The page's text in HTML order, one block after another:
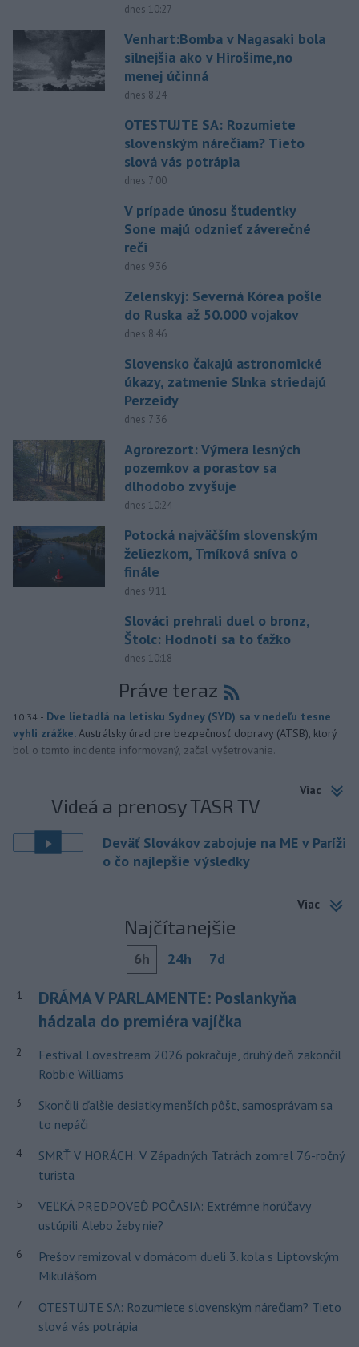
dnes 10:27
Venhart:Bomba v Nagasaki bola
silnejšia ako v Hirošime,no
menej účinná
dnes 8:24
OTESTUJTE SA: Rozumiete
slovenským nárečiam? Tieto
slová vás potrápia
dnes 7:00
V prípade únosu študentky
Sone majú odznieť záverečné
reči
dnes 9:36
Zelenskyj: Severná Kórea pošle
do Ruska až 50.000 vojakov
dnes 8:46
Slovensko čakajú astronomické
úkazy, zatmenie Slnka striedajú
Perzeidy
dnes 7:36
Agrorezort: Výmera lesných
pozemkov a porastov sa
dlhodobo zvyšuje
dnes 10:24
Potocká najväčším slovenským
želiezkom, Trníková sníva o
finále
dnes 9:11
Slováci prehrali duel o bronz,
Štolc: Hodnotí sa to ťažko
dnes 10:18
Práve teraz
10:34 - Dve lietadlá na letisku Sydney (SYD) sa v nedeľu tesne
vyhli zrážke.Austrálsky úrad pre bezpečnosť dopravy (ATSB), ktorý
bol o tomto incidente informovaný, začal vyšetrovanie.
Viac
Videá a prenosy TASR TV
Deväť Slovákov zabojuje na ME v Paríži
o čo najlepšie výsledky
Viac
Najčítanejšie
6h 24h 7d
1
DRÁMA V PARLAMENTE: Poslankyňa
hádzala do premiéra vajíčka
2
Festival Lovestream 2026 pokračuje, druhý deň zakončil
Robbie Williams
3
Skončili ďalšie desiatky menších pôšt, samosprávam sa
to nepáči
4
SMRŤ V HORÁCH: V Západných Tatrách zomrel 76-ročný
turista
5
VEĽKÁ PREDPOVEĎ POČASIA: Extrémne horúčavy
ustúpili. Alebo žeby nie?
6
Prešov remizoval v domácom dueli 3. kola s Liptovským
Mikulášom
7
OTESTUJTE SA: Rozumiete slovenským nárečiam? Tieto
slová vás potrápia